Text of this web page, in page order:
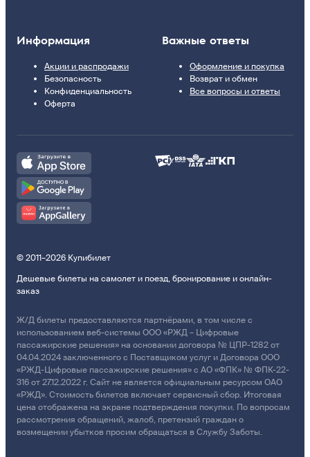
Информация
Акции и распродажи
Безопасность
Конфиденциальность
Оферта
Важные ответы
Оформление и покупка
Возврат и обмен
Все вопросы и ответы
© 2011–2026 Купибилет
Дешевые билеты на самолет и поезд, бронирование и онлайн-
заказ
Ж/Д билеты предоставляются партнёрами, в том числе с
использованием веб-системы ООО «РЖД – Цифровые
пассажирские решения» на основании договора № ЦПР-1282 от
04.04.2024 заключенного с Поставщиком услуг и Договора ООО
«РЖД-Цифровые пассажирские решения» с АО «ФПК» № ФПК-22-
316 от 27.12.2022 г. Сайт не является официальным ресурсом ОАО
«РЖД». Стоимость билетов включает сервисный сбор. Итоговая
цена отображена на экране подтверждения покупки. По вопросам
рассмотрения обращений, жалоб, претензий граждан о
возмещении убытков просим обращаться в Службу Заботы.